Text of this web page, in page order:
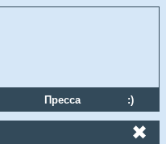
Пресса :)
✖